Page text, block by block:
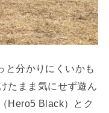
と分かりにくいかも
たまま気にせず遊ん
Hero5 Black）とク